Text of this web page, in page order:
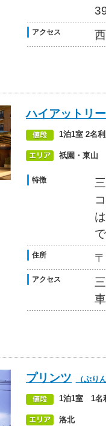
アクセス
ハイアットリ
1泊1室 2名
祇園・東山
特徴
住所
アクセス
プリンツ （ぷり
1泊1室 1名
洛北